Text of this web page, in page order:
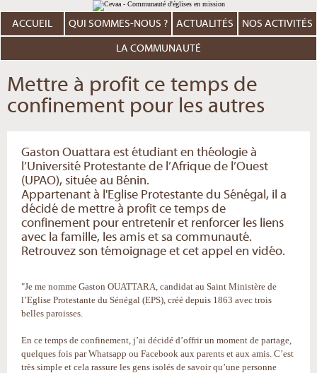
au
contenu.
Aller
personnels
ACCUEIL QUI SOMMES-NOUS ? ACTUALITÉS NOS ACTIVITÉS
LA COMMUNAUTÉ
Mettre à profit ce temps de
confinement pour les autres
Gaston Ouattara est étudiant en théologie à
l’Université Protestante de l’Afrique de l’Ouest
(UPAO), située au Bénin.
Appartenant à l'Eglise Protestante du Sénégal, il a
décidé de mettre à profit ce temps de
confinement pour entretenir et renforcer les liens
avec la famille, les amis et sa communauté.
Retrouvez son témoignage et cet appel en vidéo.
"Je me nomme Gaston OUATTARA, candidat au Saint Ministère de
l’Eglise Protestante du Sénégal (EPS), créé depuis 1863 avec trois
belles paroisses.
En ce temps de confinement, j’ai décidé d’offrir un moment de partage,
quelques fois par Whatsapp ou Facebook aux parents et aux amis. C’est
très simple et cela rassure les gens isolés de savoir qu’une personne